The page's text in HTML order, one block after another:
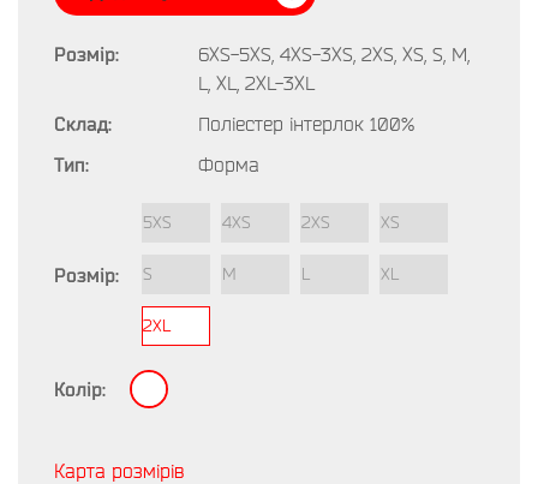
Розмір:
6XS-5XS, 4XS-3XS, 2XS, XS, S, M,
L, XL, 2XL-3XL
Склад:
Поліестер інтерлок 100%
Тип:
Форма
Розмір:
5XS 4XS 2XS XS
S M L XL
2XL
Колір:
Карта розмірів